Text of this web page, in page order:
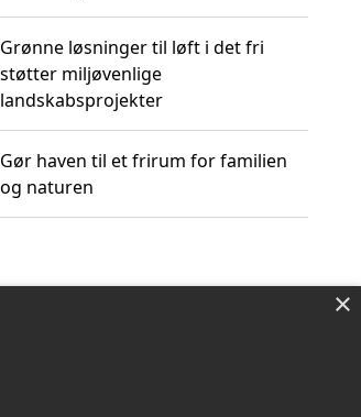
Grønne løsninger til løft i det fri
støtter miljøvenlige
landskabsprojekter
Gør haven til et frirum for familien
og naturen
×